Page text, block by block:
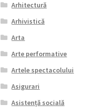
Arhitectură
Arhivistică
Arta
Arte performative
Artele spectacolului
Asigurari
Asistență socială